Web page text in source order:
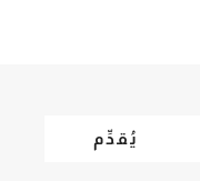
يُقدِّم